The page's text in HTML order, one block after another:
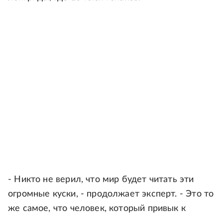
- Никто не верил, что мир будет читать эти
огромные куски, - продолжает эксперт. - Это то
же самое, что человек, который привык к